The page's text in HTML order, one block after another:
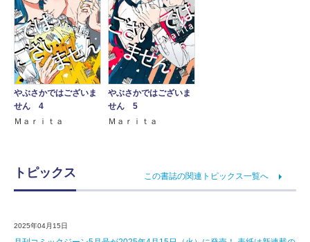
やぶさかではございま
せん 4
Ｍａｒｉｔａ
やぶさかではございま
せん 5
Ｍａｒｉｔａ
トピックス この書誌の関連トピックス一覧へ
2025年04月15日